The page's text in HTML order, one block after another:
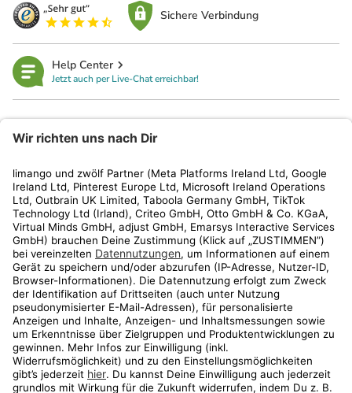
Sichere Verbindung
Help Center
Jetzt auch per Live-Chat erreichbar!
Kundenservice
Shop
Aktionen
Travel